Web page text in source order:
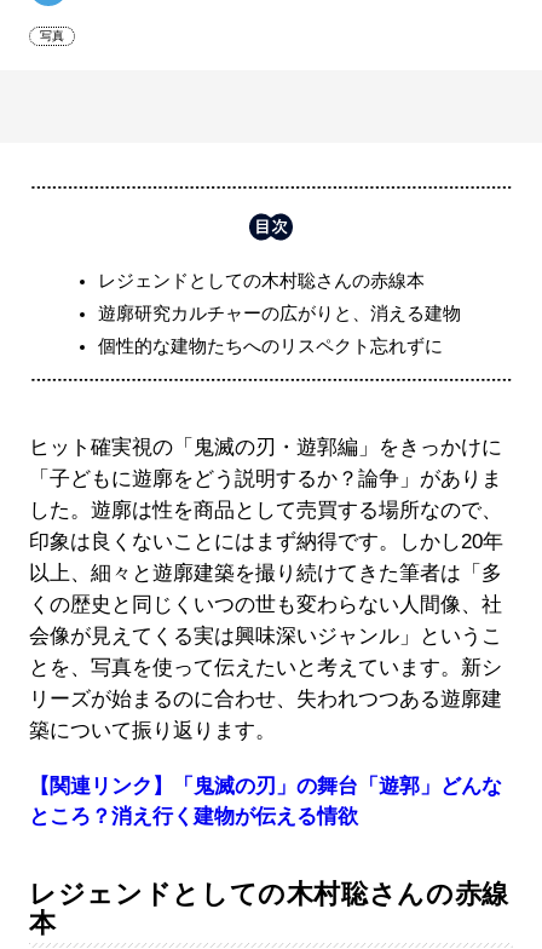
写真
レジェンドとしての木村聡さんの赤線本
遊廓研究カルチャーの広がりと、消える建物
個性的な建物たちへのリスペクト忘れずに
ヒット確実視の「鬼滅の刃・遊郭編」をきっかけに
「子どもに遊廓をどう説明するか？論争」がありま
した。遊廓は性を商品として売買する場所なので、
印象は良くないことにはまず納得です。しかし20年
以上、細々と遊廓建築を撮り続けてきた筆者は「多
くの歴史と同じくいつの世も変わらない人間像、社
会像が見えてくる実は興味深いジャンル」というこ
とを、写真を使って伝えたいと考えています。新シ
リーズが始まるのに合わせ、失われつつある遊廓建
築について振り返ります。
【関連リンク】「鬼滅の刃」の舞台「遊郭」どんな
ところ？消え行く建物が伝える情欲
レジェンドとしての木村聡さんの赤線
本